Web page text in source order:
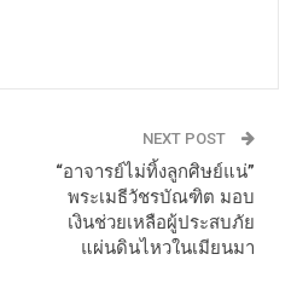
NEXT POST
“อาจารย์ไม่ทิ้งลูกศิษย์แน่”
พระเมธีวัชรบัณฑิต มอบ
เงินช่วยเหลือผู้ประสบภัย
แผ่นดินไหวในเมียนมา